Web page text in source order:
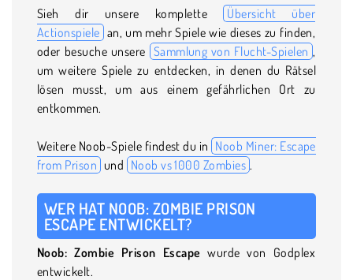
Sieh dir unsere komplette Übersicht über
Actionspiele an, um mehr Spiele wie dieses zu finden,
oder besuche unsere Sammlung von Flucht-Spielen ,
um weitere Spiele zu entdecken, in denen du Rätsel
lösen musst, um aus einem gefährlichen Ort zu
entkommen.
Weitere Noob-Spiele findest du in Noob Miner: Escape
from Prison und Noob vs 1000 Zombies .
WER HAT NOOB: ZOMBIE PRISON
ESCAPE ENTWICKELT?
Noob: Zombie Prison Escape wurde von Godplex
entwickelt.